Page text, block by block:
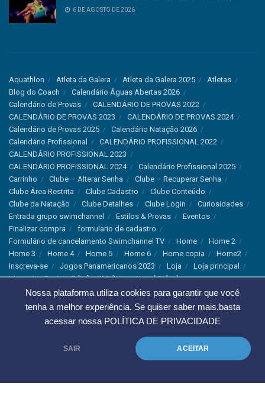
Nossa plataforma utiliza cookies para garantir que você
tenha a melhor experiência. Se quiser saber mais,basta
acessar nossa POLÍTICA DE PRIVACIDADE
SAIR ACEITAR
6 DE AGOSTO DE 2026
Aquathlon Atleta da Galera Atleta da Galera 2025
Atletas
Blog do Coach
Calendário Águas Abertas 2026
Calendário de Provas
CALENDÁRIO DE PROVAS 2022
CALENDÁRIO DE PROVAS 2023
CALENDÁRIO DE PROVAS 2024
Calendário de Provas 2025
Calendário Natação 2026
Calendário Profissional
CALENDÁRIO PROFISSIONAL 2022
CALENDÁRIO PROFISSIONAL 2023
CALENDÁRIO PROFISSIONAL 2024
Calendário Profissional 2025
Carrinho
Clube – Alterar Senha
Clube – Recuperar Senha
Clube Área Restrita
Clube Cadastro
Clube Conteúdo
Clube da Natação
Clube Detalhes Clube Login
Curiosidades
Entrada grupo swimchannel
Estilos & Provas
Eventos
Finalizar compra
formulario de cadastro
Formulário de cancelamento Swimchannel TV
Home
Home 2
Home 3
Home 4 Home 5 Home 6 Home copia
Home2
Inscreva-se
Jogos Panamericanos 2023 Loja
Loja principal
Magazine Revista Edição #33 (International Sales)
Magazine Swimchannel (International Sale)
Marcas
Minha conta
Newsletter Notícias
Notícias Instagram
Política de Cancelamento
Política de privacidade
Saúde
Thank You
Troca e Devolução